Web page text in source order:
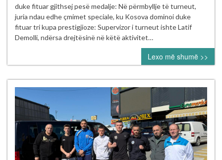
Vllaznia
2026”
në
duke fituar gjithsej pesë medalje: Në përmbyllje të turneut,
juria ndau edhe çmimet speciale, ku Kosova dominoi duke
fituar tri kupa prestigjioze: Supervizor i turneut ishte Latif
Demolli, ndërsa drejtësinë në këtë aktivitet…
Lexo më shumë >>